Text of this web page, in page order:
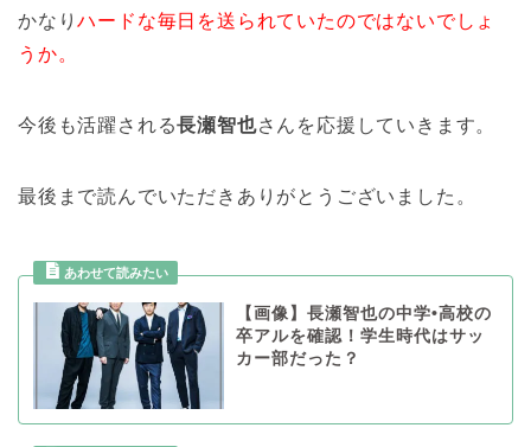
かなりハードな毎日を送られていたのではないでしょ
うか。
今後も活躍される長瀬智也さんを応援していきます。
最後まで読んでいただきありがとうございました。
【画像】長瀬智也の中学•高校の
卒アルを確認！学生時代はサッ
カー部だった？